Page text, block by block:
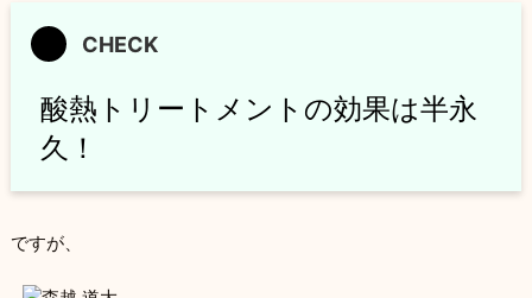
酸熱トリートメントの効果は半永
久！
ですが、